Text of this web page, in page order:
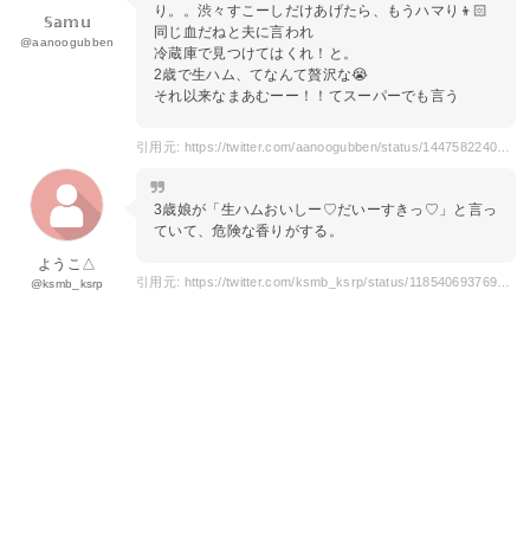
𝕊𝕒𝕞𝕦
@aanoogubben
り。。渋々すこーしだけあげたら、もうハマり👦🏻
同じ血だねと夫に言われ
冷蔵庫で見つけてはくれ！と。
2歳で生ハム、てなんて贅沢な😭
それ以来なまあむーー！！てスーパーでも言う
ようこ△
@ksmb_ksrp
3歳娘が「生ハムおいしー♡だいーすきっ♡」と言っ
ていて、危険な香りがする。